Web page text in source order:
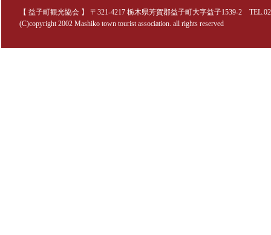
【 益子町観光協会 】 〒321-4217 栃木県芳賀郡益子町大字益子1539-2
(C)copyright 2002 Mashiko town tourist association. all rights reserved